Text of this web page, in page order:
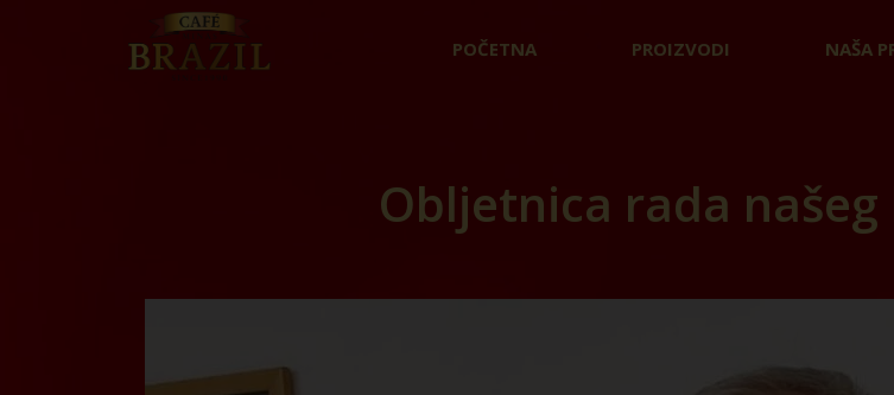
POČETNA PROIZVODI NAŠA
Obljetnica rada